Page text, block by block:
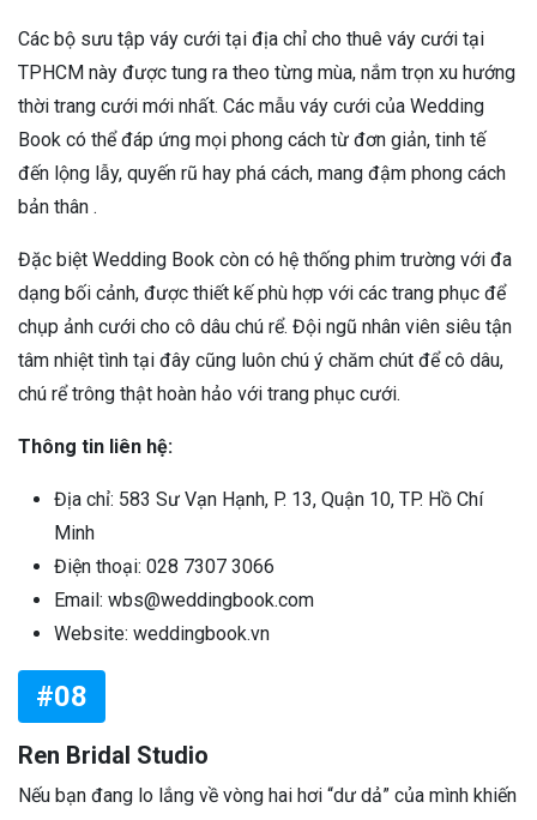
Các bộ sưu tập váy cưới tại địa chỉ cho thuê váy cưới tại
TPHCM này được tung ra theo từng mùa, nắm trọn xu hướng
thời trang cưới mới nhất. Các mẫu váy cưới của Wedding
Book có thể đáp ứng mọi phong cách từ đơn giản, tinh tế
đến lộng lẫy, quyến rũ hay phá cách, mang đậm phong cách
bản thân .
Đặc biệt Wedding Book còn có hệ thống phim trường với đa
dạng bối cảnh, được thiết kế phù hợp với các trang phục để
chụp ảnh cưới cho cô dâu chú rể. Đội ngũ nhân viên siêu tận
tâm nhiệt tình tại đây cũng luôn chú ý chăm chút để cô dâu,
chú rể trông thật hoàn hảo với trang phục cưới.
Thông tin liên hệ:
Địa chỉ: 583 Sư Vạn Hạnh, P. 13, Quận 10, TP. Hồ Chí
Minh
Điện thoại: 028 7307 3066
Email: wbs@weddingbook.com
Website: weddingbook.vn
#08
Ren Bridal Studio
Nếu bạn đang lo lắng về vòng hai hơi “dư dả” của mình khiến